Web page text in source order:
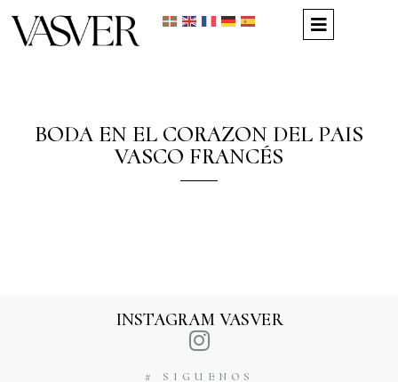
BODA EN EL CORAZON DEL PAIS
VASCO FRANCÉS
INSTAGRAM VASVER
# SIGUENOS